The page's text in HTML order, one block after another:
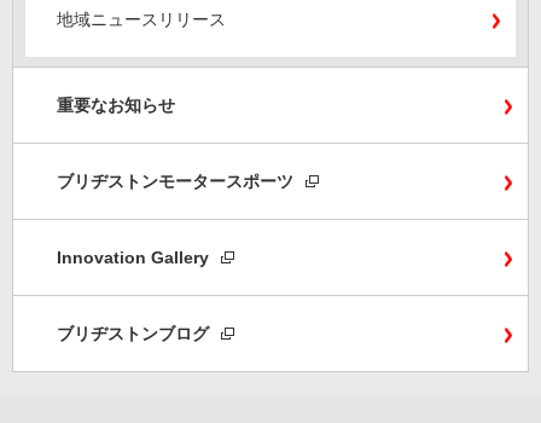
地域ニュースリリース
重要なお知らせ
ブリヂストンモータースポーツ
Innovation Gallery
ブリヂストンブログ